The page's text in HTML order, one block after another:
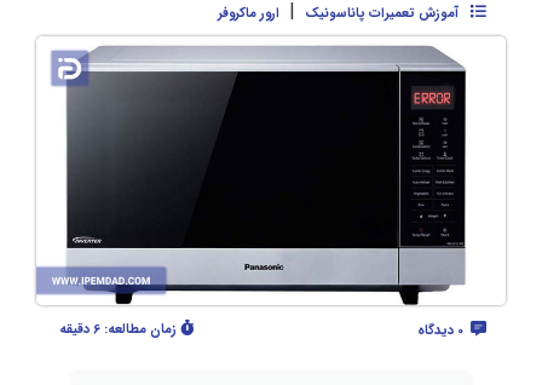
آموزش تعمیرات پاناسونیک | ارور ماکروفر
زمان مطالعه: 6 دقیقه